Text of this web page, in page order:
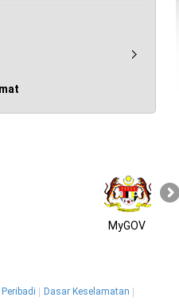
MyGOV
Dasar Keselamatan